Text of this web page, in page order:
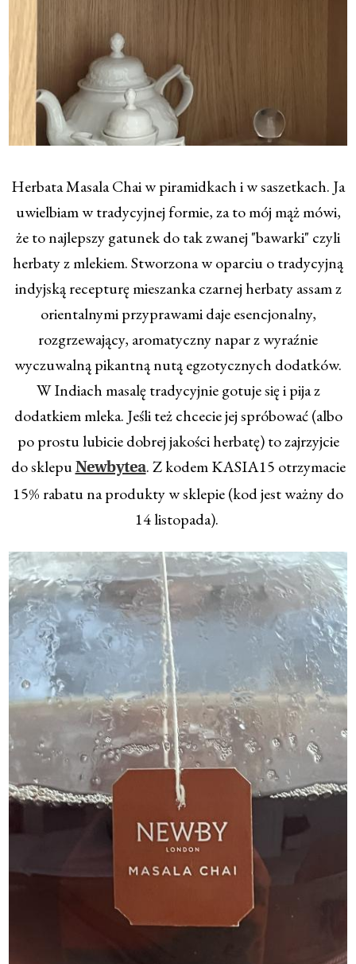
Herbata Masala Chai w piramidkach i w saszetkach. Ja
uwielbiam w tradycyjnej formie, za to mój mąż mówi,
że to najlepszy gatunek do tak zwanej "bawarki" czyli
herbaty z mlekiem. Stworzona w oparciu o tradycyjną
indyjską recepturę mieszanka czarnej herbaty assam z
orientalnymi przyprawami daje esencjonalny,
rozgrzewający, aromatyczny napar z wyraźnie
wyczuwalną pikantną nutą egzotycznych dodatków.
W Indiach masalę tradycyjnie gotuje się i pija z
dodatkiem mleka. Jeśli też chcecie jej spróbować (albo
po prostu lubicie dobrej jakości herbatę) to zajrzyjcie
do sklepu Newbytea. Z kodem KASIA15 otrzymacie
15% rabatu na produkty w sklepie (kod jest ważny do
14 listopada).